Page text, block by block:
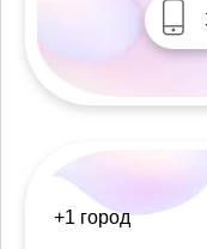
+1 город